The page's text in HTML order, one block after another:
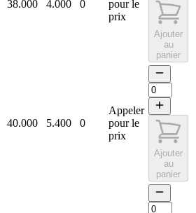
38.000 4.000 0
pour le
prix
Ajouter
au
panier
40.000 5.400 0
Appeler
pour le
prix
Ajouter
au
panier